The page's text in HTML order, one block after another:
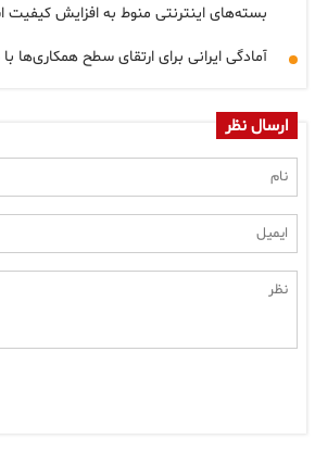
بسته‌های اینترنتی منوط به افزایش
آمادگی ایرانی برای ارتقای سطح همکاری‌ها
ارسال نظر